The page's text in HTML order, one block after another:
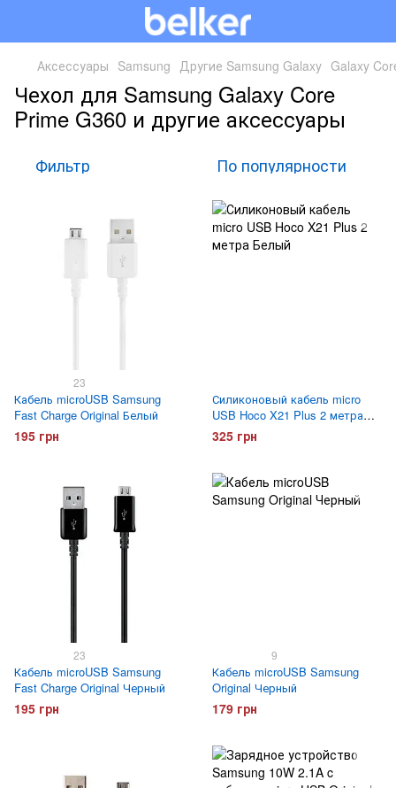
Аксессуары Samsung Другие Samsung Galaxy Galaxy
Чехол для Samsung Galaxy Core
Prime G360 и другие аксессуары
Фильтр По популярности
23
Кабель microUSB Samsung
Fast Charge Original Белый
195 грн
Силиконовый кабель micro
USB Hoco X21 Plus 2 метра
Белый
325 грн
23
Кабель microUSB Samsung
Fast Charge Original Черный
195 грн
9
Кабель microUSB Samsung
Original Черный
179 грн